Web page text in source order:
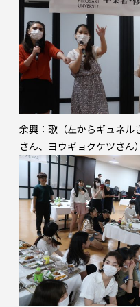
余興：歌（左からギュネル
さん、ヨウギョクケツさん）